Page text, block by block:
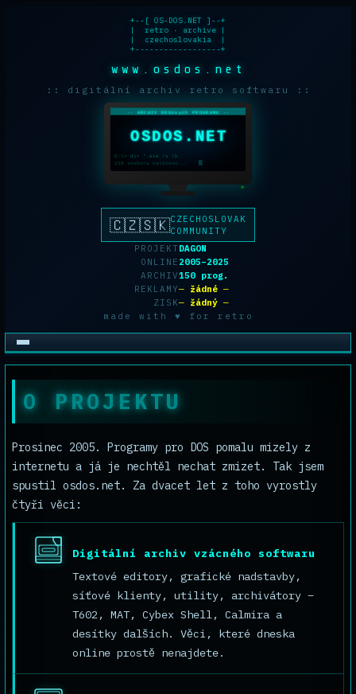
+--[ OS-DOS.NET ]--+
|  retro · archive |
|  czechoslovakia  |
+------------------+
www.osdos.net
:: digitální archiv retro softwaru ::
-- ARCHIV DOSovych PROGRAMU --
OSDOS.NET
C:\> dir *.exe /s /b
150 souboru nalezeno...
🇨🇿🇸🇰CZECHOSLOVAK
COMMUNITY
PROJEKTDAGON
ONLINE 2005–2025
ARCHIV150 prog.
REKLAMY─ žádné ─
ZISK─ žádný ─
made with ♥ for retro
O PROJEKTU
Prosinec 2005. Programy pro DOS pomalu mizely z
internetu a já je nechtěl nechat zmizet. Tak jsem
spustil osdos.net. Za dvacet let z toho vyrostly
čtyři věci:
Digitální archiv vzácného softwaru
Textové editory, grafické nadstavby,
síťové klienty, utility, archivátory –
T602, MAT, Cybex Shell, Calmira a
desítky dalších. Věci, které dneska
online prostě nenajdete.